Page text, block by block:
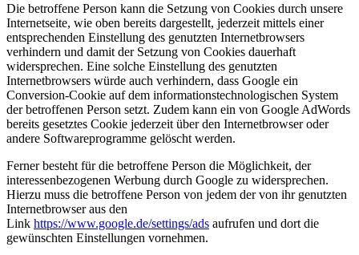
Die betroffene Person kann die Setzung von Cookies durch unsere
Internetseite, wie oben bereits dargestellt, jederzeit mittels einer
entsprechenden Einstellung des genutzten Internetbrowsers
verhindern und damit der Setzung von Cookies dauerhaft
widersprechen. Eine solche Einstellung des genutzten
Internetbrowsers würde auch verhindern, dass Google ein
Conversion-Cookie auf dem informationstechnologischen System
der betroffenen Person setzt. Zudem kann ein von Google AdWords
bereits gesetztes Cookie jederzeit über den Internetbrowser oder
andere Softwareprogramme gelöscht werden.
Ferner besteht für die betroffene Person die Möglichkeit, der
interessenbezogenen Werbung durch Google zu widersprechen.
Hierzu muss die betroffene Person von jedem der von ihr genutzten
Internetbrowser aus den
Link https://www.google.de/settings/ads aufrufen und dort die
gewünschten Einstellungen vornehmen.